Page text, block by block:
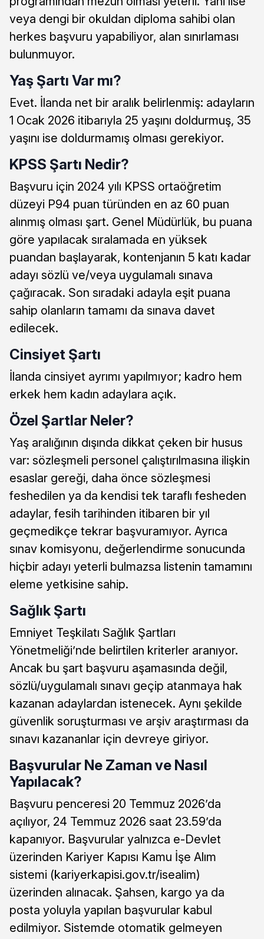
veya dengi bir okuldan diploma sahibi olan
herkes başvuru yapabiliyor, alan sınırlaması
bulunmuyor.
Yaş Şartı Var mı?
Evet. İlanda net bir aralık belirlenmiş: adayların
1 Ocak 2026 itibarıyla 25 yaşını doldurmuş, 35
yaşını ise doldurmamış olması gerekiyor.
KPSS Şartı Nedir?
Başvuru için 2024 yılı KPSS ortaöğretim
düzeyi P94 puan türünden en az 60 puan
alınmış olması şart. Genel Müdürlük, bu puana
göre yapılacak sıralamada en yüksek
puandan başlayarak, kontenjanın 5 katı kadar
adayı sözlü ve/veya uygulamalı sınava
çağıracak. Son sıradaki adayla eşit puana
sahip olanların tamamı da sınava davet
edilecek.
Cinsiyet Şartı
İlanda cinsiyet ayrımı yapılmıyor; kadro hem
erkek hem kadın adaylara açık.
Özel Şartlar Neler?
Yaş aralığının dışında dikkat çeken bir husus
var: sözleşmeli personel çalıştırılmasına ilişkin
esaslar gereği, daha önce sözleşmesi
feshedilen ya da kendisi tek taraflı fesheden
adaylar, fesih tarihinden itibaren bir yıl
geçmedikçe tekrar başvuramıyor. Ayrıca
sınav komisyonu, değerlendirme sonucunda
hiçbir adayı yeterli bulmazsa listenin tamamını
eleme yetkisine sahip.
Sağlık Şartı
Emniyet Teşkilatı Sağlık Şartları
Yönetmeliği’nde belirtilen kriterler aranıyor.
Ancak bu şart başvuru aşamasında değil,
sözlü/uygulamalı sınavı geçip atanmaya hak
kazanan adaylardan istenecek. Aynı şekilde
güvenlik soruşturması ve arşiv araştırması da
sınavı kazananlar için devreye giriyor.
Başvurular Ne Zaman ve Nasıl
Yapılacak?
Başvuru penceresi 20 Temmuz 2026’da
açılıyor, 24 Temmuz 2026 saat 23.59’da
kapanıyor. Başvurular yalnızca e-Devlet
üzerinden Kariyer Kapısı Kamu İşe Alım
sistemi (kariyerkapisi.gov.tr/isealim)
üzerinden alınacak. Şahsen, kargo ya da
posta yoluyla yapılan başvurular kabul
edilmiyor. Sistemde otomatik gelmeyen